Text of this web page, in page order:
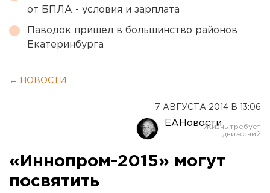
от БПЛА - условия и зарплата
Паводок пришел в большинство районов
Екатеринбурга
← НОВОСТИ
7 АВГУСТА 2014 В 13:06
ЕАНовости
«Иннопром-2015» могут
посвятить